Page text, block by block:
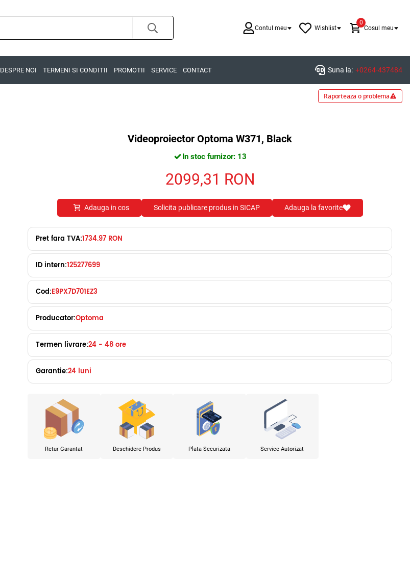
Contul meu Wishlist
0
Cosul meu
DESPRE NOI TERMENI SI CONDITII PROMOTII SERVICE CONTACT Suna la: +0264-437484
Raporteaza o problema
Videoproiector Optoma W371, Black
In stoc furnizor: 13
2099,31 RON
Adauga in cos Solicita publicare produs in SICAP Adauga la favorite
Pret fara TVA:1734.97 RON
ID intern:125277699
Cod:E9PX7D701EZ3
Producator:Optoma
Termen livrare:24 - 48 ore
Garantie:24 luni
Retur Garantat Deschidere Produs Plata Securizata Service Autorizat